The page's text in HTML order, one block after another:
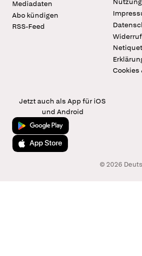
Mediadaten
Abo kündigen
RSS-Feed
Cookies
Jetzt auch als App für iOS
und Android
Jetzt bei Google Play
Laden im App Store
© 2026